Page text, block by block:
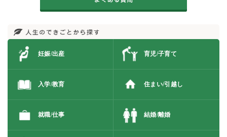
妊娠/出産 育児/子育て
入学/教育 住まい/引越し
就職/仕事 結婚/離婚